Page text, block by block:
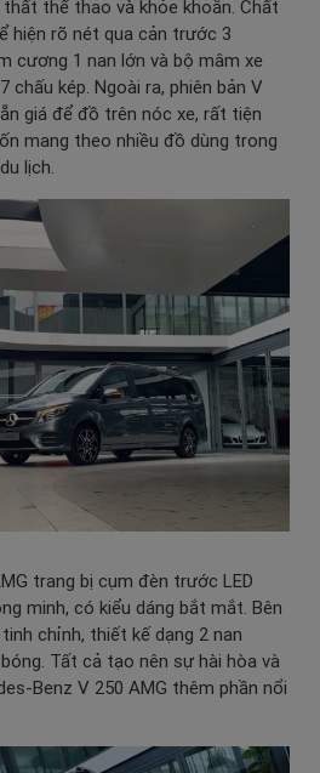
thể thao và khỏe khoắn. Chất
hiện rõ nét qua cản trước 3
cương 1 nan lớn và bộ mâm xe
kép. Ngoài ra, phiên bản V
giá để đồ trên nóc xe, rất tiện
mang theo nhiều đồ dùng trong
lịch.
trang bị cụm đèn trước LED
minh, có kiểu dáng bắt mắt. Bên
chỉnh, thiết kế dạng 2 nan
Tất cả tạo nên sự hài hòa và
Benz V 250 AMG thêm phần nổi